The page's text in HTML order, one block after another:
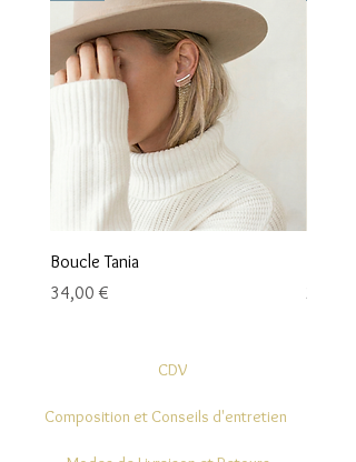
Boucle Tania
Prix
34,00 € 28,00 €
CDV
Composition et Conseils d'entretien